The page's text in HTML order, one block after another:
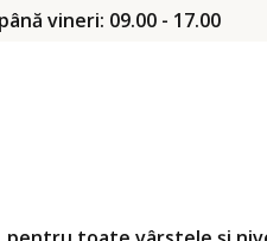
vineri: 09.00 - 17.00